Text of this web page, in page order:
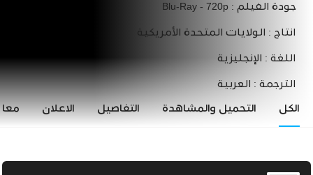
جودة الفيلم : Blu-Ray - 720p
انتاج : الولايات المتحدة الأمريكية
اللغة : الإنجليزية
الترجمة : العربية
الكل التحميل والمشاهدة التفاصيل الاعلان